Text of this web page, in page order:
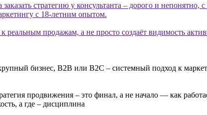
стратегию у консультанта – дорого и непонятно, с
с 18-летним опытом.
продажам, а не просто создаёт видимость
бизнес, B2B или B2C – системный подход к
продвижения – это финал, а не начало — как
а где – дисциплина